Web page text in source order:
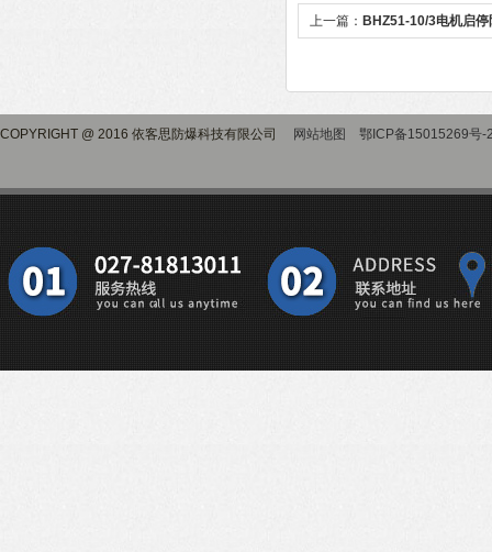
上一篇： BHZ51-10/3电机启
COPYRIGHT @ 2016 依客思防爆科技有限公司 网站地图 鄂ICP备15015269号-